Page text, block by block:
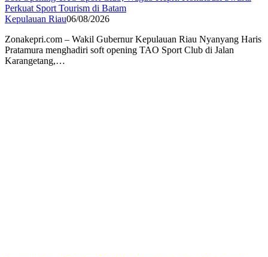
Perkuat Sport Tourism di Batam
Kepulauan Riau06/08/2026
Zonakepri.com – Wakil Gubernur Kepulauan Riau Nyanyang Haris
Pratamura menghadiri soft opening TAO Sport Club di Jalan
Karangetang,…